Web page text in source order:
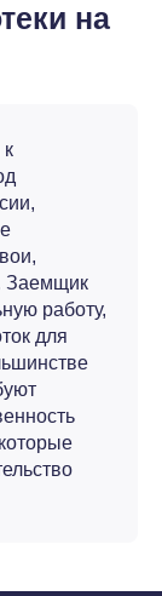
на
Заемщик
работу,
для